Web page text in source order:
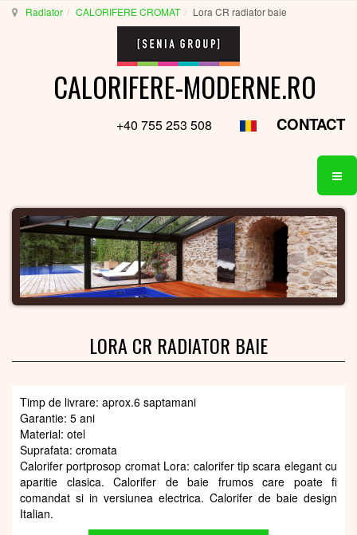
Radiator CALORIFERE CROMAT Lora CR radiator baie
CALORIFERE-MODERNE.RO
+40 755 253 508 CONTACT
LORA CR RADIATOR BAIE
Timp de livrare: aprox.6 saptamani
Garantie: 5 ani
Material: otel
Suprafata: cromata
Calorifer portprosop cromat Lora: calorifer tip scara elegant cu
aparitie clasica. Calorifer de baie frumos care poate fi
comandat si in versiunea electrica. Calorifer de baie design
Italian.